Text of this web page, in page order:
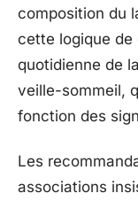
composition du
cette logique de
quotidienne de
veille-sommeil,
fonction des
Les
associations